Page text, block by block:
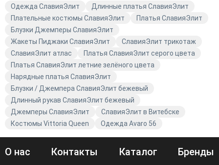
и добавьте в свой образ нотку элегантности и
утончённости. Подберите платье или верхнюю одежду,
которая подчеркнёт вашу фигуру и станет
незаменимой частью вашего гардероба. Оформляйте
заказ прямо сейчас и наслаждайтесь высоким
качеством и стильным дизайном одежды СлавияЭлит.
Одежда СлавияЭлит
Длинные платья СлавияЭлит
Плательные костюмы СлавияЭлит
Платья СлавияЭлит
Блузки Джемперы СлавияЭлит
Жакеты Пиджаки СлавияЭлит
СлавияЭлит трикотаж
СлавияЭлит атлас
Платья СлавияЭлит серого цвета
Платья СлавияЭлит летние зелёного цвета
Нарядные платья СлавияЭлит
Блузки / Джемпера СлавияЭлит бежевый
Длинный рукав СлавияЭлит бежевый
Джемперы СлавияЭлит
СлавияЭлит в Витебске
Костюмы Vittoria Queen
Одежда Avaro 56
О нас Контакты Каталог Бренды